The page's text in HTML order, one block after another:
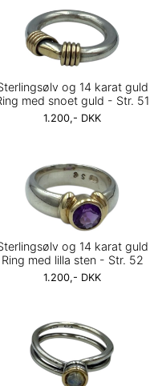
og 14 karat guld
med snoet guld - Str. 51
1.200,- DKK
og 14 karat guld
Ring med lilla sten - Str. 52
1.200,- DKK